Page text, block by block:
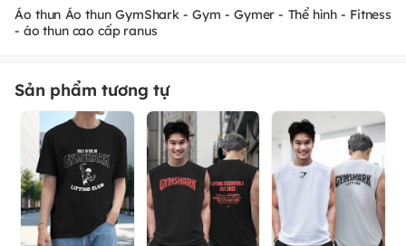
Áo thun Áo thun GymShark - Gym - Gymer - Thể hình - Fitness
- áo thun cao cấp ranus
Sản phẩm tương tự